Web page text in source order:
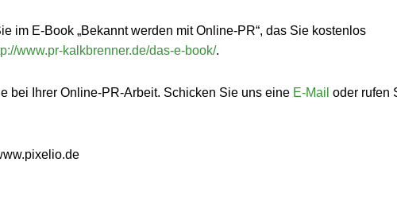
im E-Book „Bekannt werden mit Online-PR“, das Sie kostenlos
www.pr-kalkbrenner.de/das-e-book/.
bei Ihrer Online-PR-Arbeit. Schicken Sie uns eine E-Mail oder rufen